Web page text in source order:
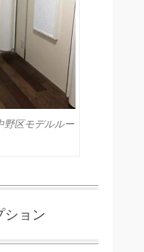
野区モデルルー
ション